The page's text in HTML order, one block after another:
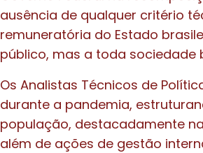
ausência de qualquer critério
remuneratória do Estado
público, mas a toda sociedade
Os Analistas Técnicos de
durante a pandemia,
população, destacadamente
além de ações de gestão